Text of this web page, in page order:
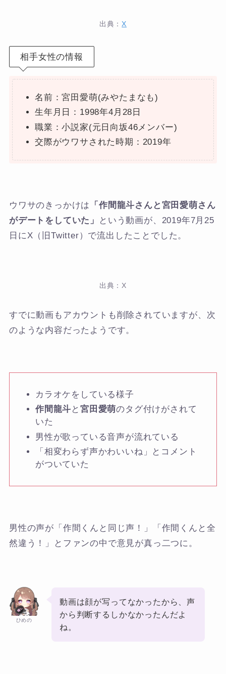
出典：X
相手女性の情報
名前：宮田愛萌(みやたまなも)
生年月日：1998年4月28日
職業：小説家(元日向坂46メンバー)
交際がウワサされた時期：2019年
ウワサのきっかけは
「作間龍斗さんと宮田愛萌さん
がデートをしていた」
という動画が、2019年7月25
日にX（旧Twitter）で流出したことでした。
出典：X
すでに動画もアカウントも削除されていますが、次
のような内容だったようです。
カラオケをしている様子
作間龍斗 と宮田愛萌のタグ付けがされて
いた
男性が歌っている音声が流れている
「相変わらず声かわいいね」とコメント
がついていた
男性の声が「作間くんと同じ声！」「作間くんと全
然違う！」とファンの中で意見が真っ二つに。
ひめの
動画は顔が写ってなかったから、声
から判断するしかなかったんだよ
ね。